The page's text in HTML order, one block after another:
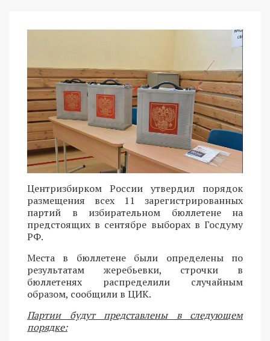
Центризбирком России утвердил порядок
размещения всех 11 зарегистрированных
партий в избирательном бюллетене на
предстоящих в сентябре выборах в Госдуму
РФ.
Места в бюллетене были определены по
результатам жеребьевки, строчки в
бюллетенях распределили случайным
образом, сообщили в ЦИК.
Партии будут представлены в следующем
порядке: